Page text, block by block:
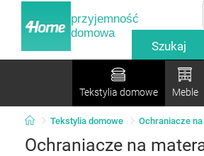
przyjemność
domowa
Tekstylia domowe Meble
Tekstylia domowe Ochraniacze
Ochraniacze na